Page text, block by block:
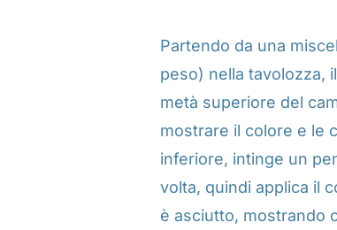
Partendo da una
peso) nella tavolozza,
metà superiore del
mostrare il colore e le
inferiore, intinge un
volta, quindi applica il
è asciutto, mostrando